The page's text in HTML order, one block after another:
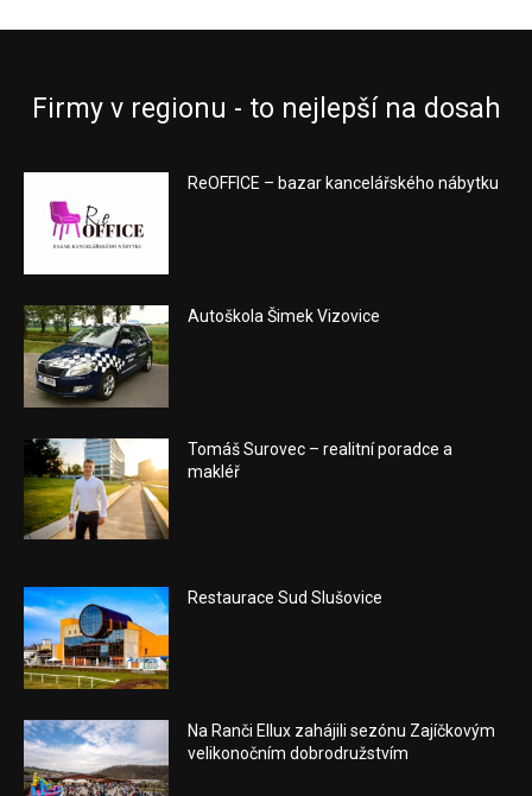
Firmy v regionu - to nejlepší na dosah
ReOFFICE – bazar kancelářského nábytku
Autoškola Šimek Vizovice
Tomáš Surovec – realitní poradce a
makléř
Restaurace Sud Slušovice
Na Ranči Ellux zahájili sezónu Zajíčkovým
velikonočním dobrodružstvím